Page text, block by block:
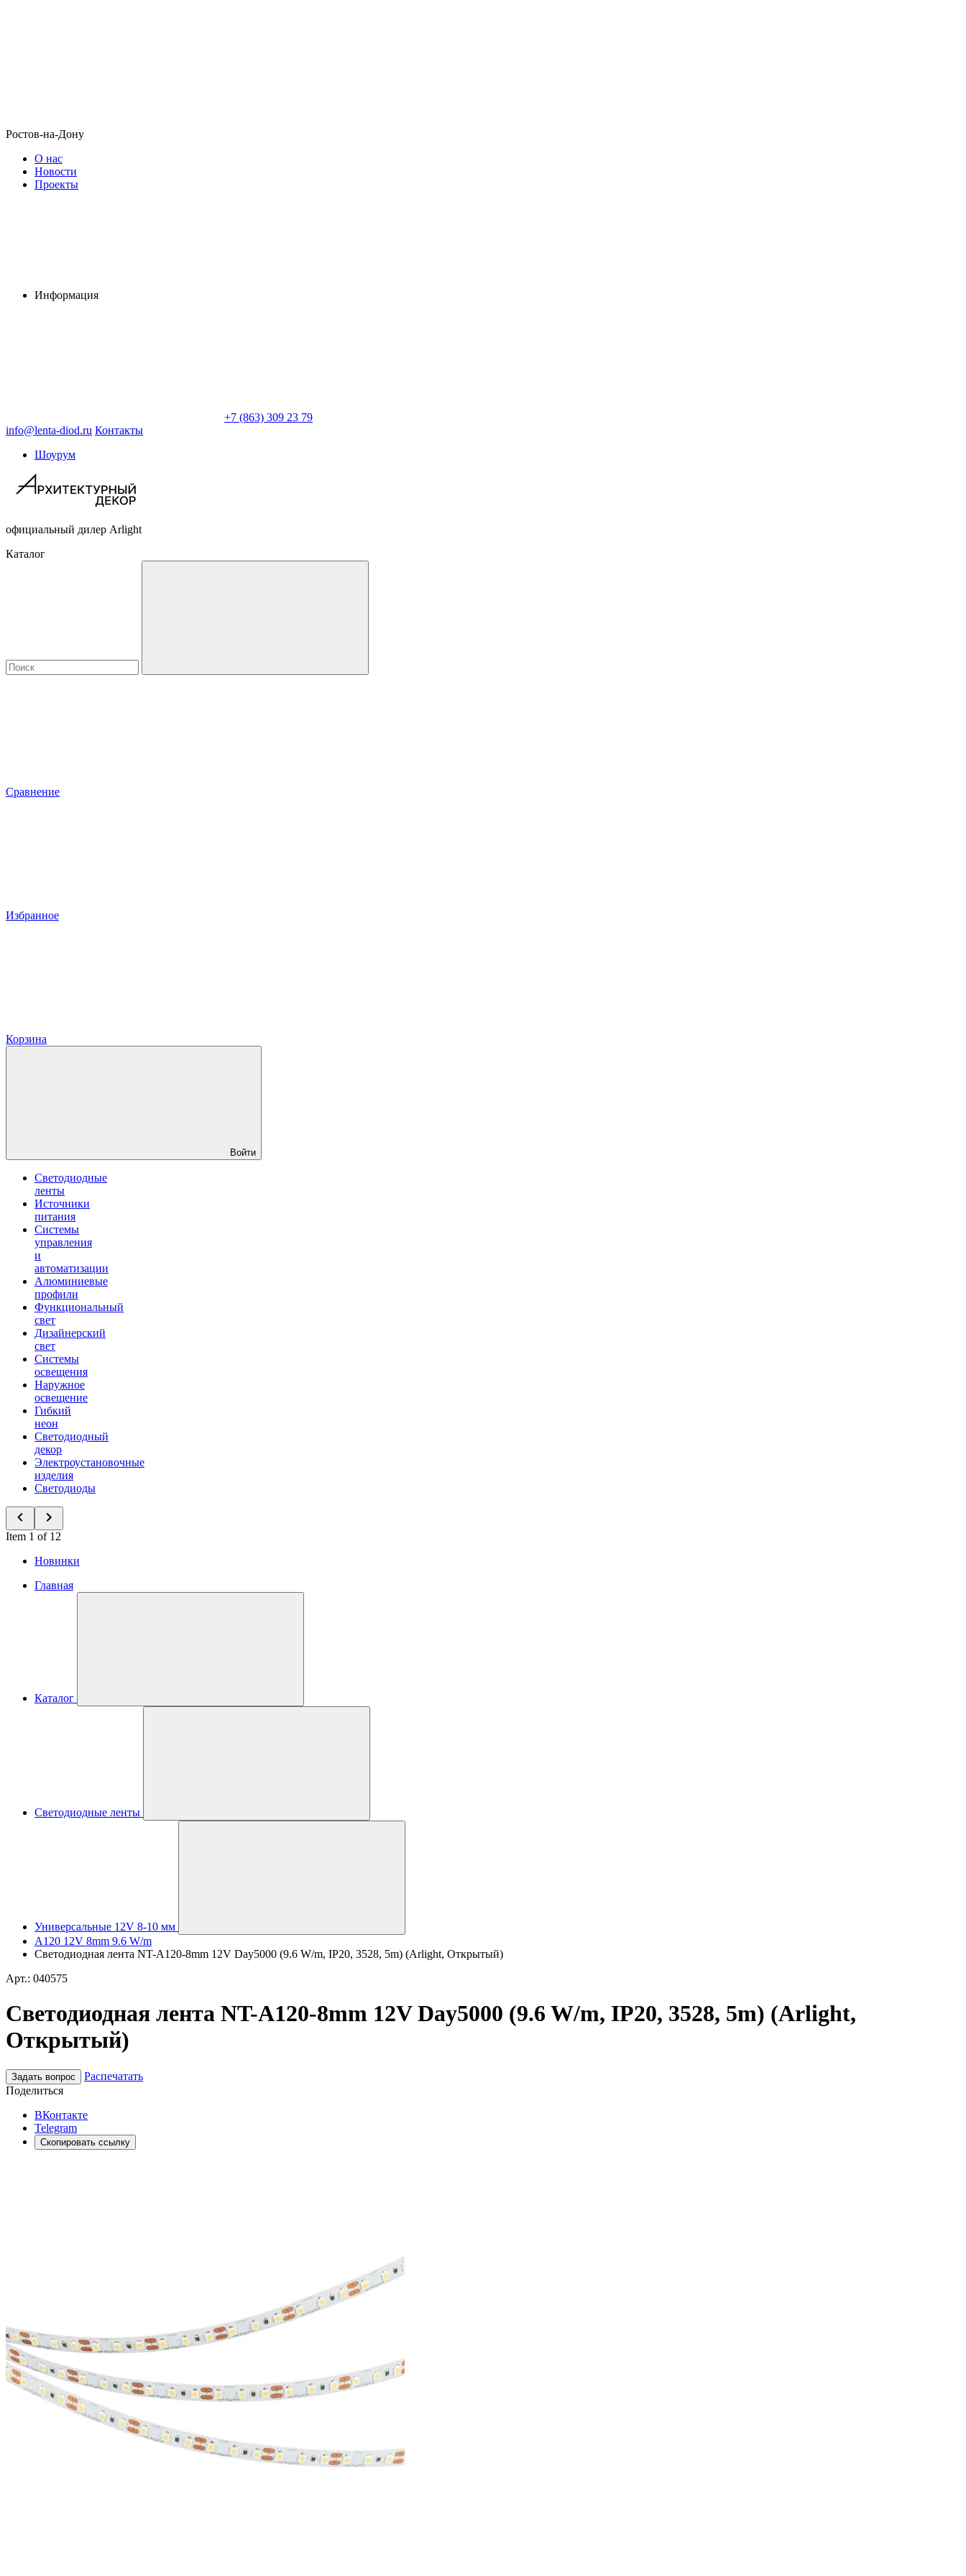
Ростов-на-Дону
О нас
Новости
Проекты
Информация
+7 (863) 309 23 79
info@lenta-diod.ru Контакты
Шоурум
официальный дилер Arlight
Каталог
Сравнение
Избранное
Корзина
Войти
Светодиодные
ленты
Источники
питания
Системы
управления
и
автоматизации
Алюминиевые
профили
Функциональный
свет
Дизайнерский
свет
Системы
освещения
Наружное
освещение
Гибкий
неон
Светодиодный
декор
Электроустановочные
изделия
Светодиоды
Item 1 of 12
Новинки
Главная
Каталог
Светодиодные ленты
Универсальные 12V 8-10 мм
A120 12V 8mm 9.6 W/m
Светодиодная лента NT-A120-8mm 12V Day5000 (9.6 W/m, IP20, 3528, 5m) (Arlight, Открытый)
Арт.: 040575
Светодиодная лента NT-A120-8mm 12V Day5000 (9.6 W/m, IP20, 3528, 5m) (Arlight,
Открытый)
Задать вопрос
Распечатать
Поделиться
ВКонтакте
Telegram
Скопировать ссылку